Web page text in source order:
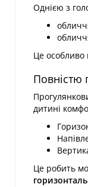
Однією з
Це особливо
Повністю
дитині
Це робить